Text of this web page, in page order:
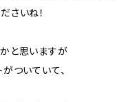
さいね！
と思いますが
ついていて、